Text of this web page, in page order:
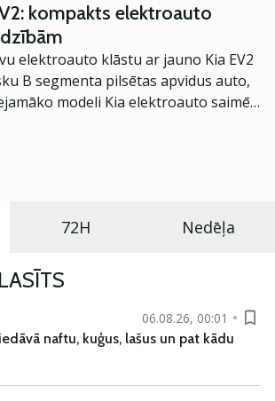
kompakts elektroauto
elektroauto klāstu ar jauno Kia EV2
B segmenta pilsētas apvidus auto,
modeli Kia elektroauto saimē
72H Nedēļa
06.08.26, 00:01
naftu, kuģus, lašus un pat kādu